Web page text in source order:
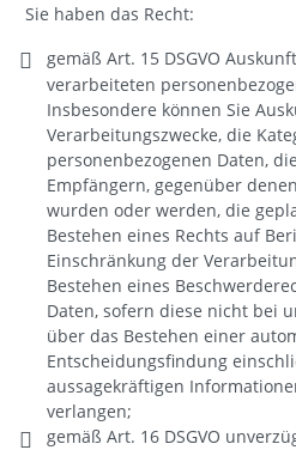
Sie haben das Recht:
gemäß Art. 15 DSGVO
verarbeiteten
Insbesondere können Sie
Verarbeitungszwecke, die
personenbezogenen Daten,
Empfängern, gegenüber
wurden oder werden, die
Bestehen eines Rechts auf
Einschränkung der
Bestehen eines
Daten, sofern diese nicht bei
über das Bestehen einer
Entscheidungsfindung
aussagekräftigen
verlangen;
gemäß Art. 16 DSGVO